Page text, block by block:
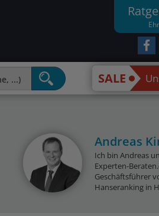
SALE
Andreas
Ich bin Andreas
Experten-
Geschäftsführer
Hanseranking in